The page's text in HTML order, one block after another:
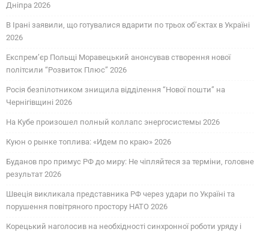
Дніпра 2026
В Ірані заявили, що готувалися вдарити по трьох об’єктах в Україні
2026
Експрем’єр Польщі Моравецький анонсував створення нової
політсили “Розвиток Плюс” 2026
Росія безпілотником знищила відділення “Нової пошти” на
Чернігівщині 2026
На Кубе произошел полный коллапс энергосистемы 2026
Куюн о рынке топлива: «Идем по краю» 2026
Буданов про примус РФ до миру: Не чіпляйтеся за терміни, головне
результат 2026
Швеція викликала представника РФ через удари по Україні та
порушення повітряного простору НАТО 2026
Корецький наголосив на необхідності синхронної роботи уряду і